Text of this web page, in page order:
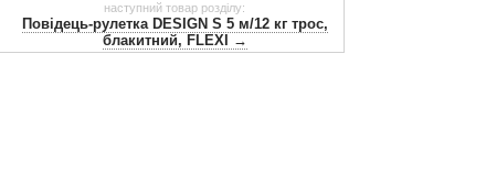
наступний товар розділу:
Повідець-рулетка DESIGN S 5 м/12 кг трос,
блакитний, FLEXI →